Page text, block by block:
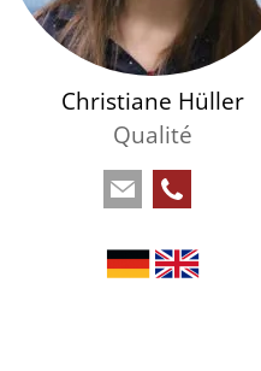
Christiane Hüller
Qualité